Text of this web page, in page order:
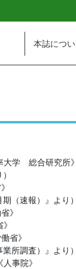
本誌につ
大学 総合研究所》
（速報）』より）
》
省》
所調査）』より）
事院》